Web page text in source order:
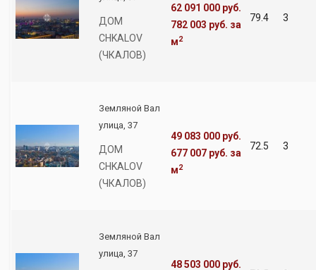
ДОМ
CHKALOV
(ЧКАЛОВ)
62 091 000 руб.
782 003 руб. за
м2
79.4 3
Земляной Вал
улица, 37
ДОМ
CHKALOV
(ЧКАЛОВ)
49 083 000 руб.
677 007 руб. за
м2
72.5 3
Земляной Вал
улица, 37
48 503 000 руб.